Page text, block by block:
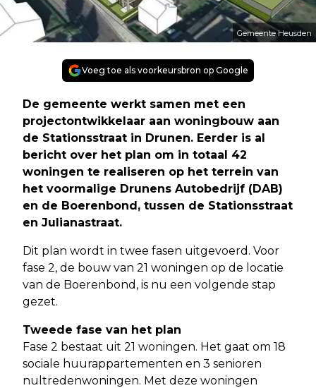
Gemeente Heusden
Voeg toe als voorkeursbron op Google
De gemeente werkt samen met een
projectontwikkelaar aan woningbouw aan
de Stationsstraat in Drunen. Eerder is al
bericht over het plan om in totaal 42
woningen te realiseren op het terrein van
het voormalige Drunens Autobedrijf (DAB)
en de Boerenbond, tussen de Stationsstraat
en Julianastraat.
Dit plan wordt in twee fasen uitgevoerd. Voor
fase 2, de bouw van 21 woningen op de locatie
van de Boerenbond, is nu een volgende stap
gezet.
Tweede fase van het plan
Fase 2 bestaat uit 21 woningen. Het gaat om 18
sociale huurappartementen en 3 senioren
nultredenwoningen. Met deze woningen